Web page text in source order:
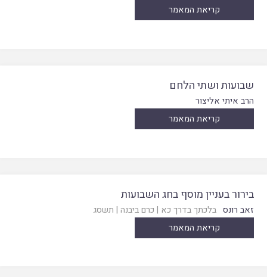
קריאת המאמר
שבועות ושתי הלחם
הרב איתי אליצור
קריאת המאמר
בירור בעניין מוסף בחג השבועות
זאב רונס בלכתך בדרך כא | כרם ביבנה | תשסג
קריאת המאמר